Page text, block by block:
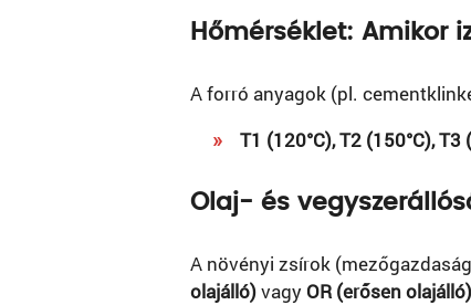
Hőmérséklet: Amikor
A forró anyagok (pl.
T1 (120°C), T2 (150°C), T3
Olaj- és
A növényi zsírok
olajálló)vagy OR (erősen olajálló)